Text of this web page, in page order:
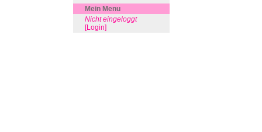
Mein Menu
Nicht eingeloggt
[Login]